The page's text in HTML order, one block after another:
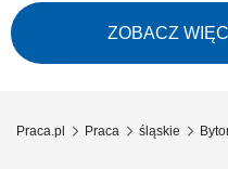
– z odpowiedzialnością za jej
Wyznaczanie kierunku działań
realizacja celów. Aktywne
rynku. Budowanie...
ZOBACZ
Praca.pl Praca śląskie